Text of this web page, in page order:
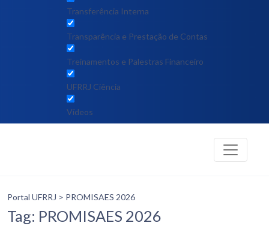
Transferência Interna
Transparência e Prestação de Contas
Treinamentos e Palestras Financeiro
UFRRJ Ciência
Vídeos
Portal UFRRJ > PROMISAES 2026
Tag: PROMISAES 2026